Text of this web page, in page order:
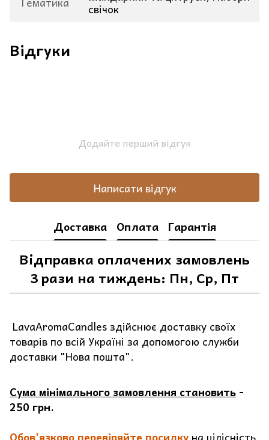
свічок
Відгуки
Додайте перший відгук
Написати відгук
Доставка Оплата Гарантія
Відправка оплачених замовлень
3 рази на тиждень: Пн, Ср, Пт
LavaAromaCandles здійснює доставку своїх
товарів по всій Україні за допомогою служби
доставки "Нова пошта".
Сума мінімального замовлення становить -
250 грн.